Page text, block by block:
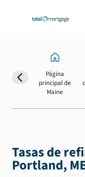
Página
principal de
Maine
Tasas de
Portland,